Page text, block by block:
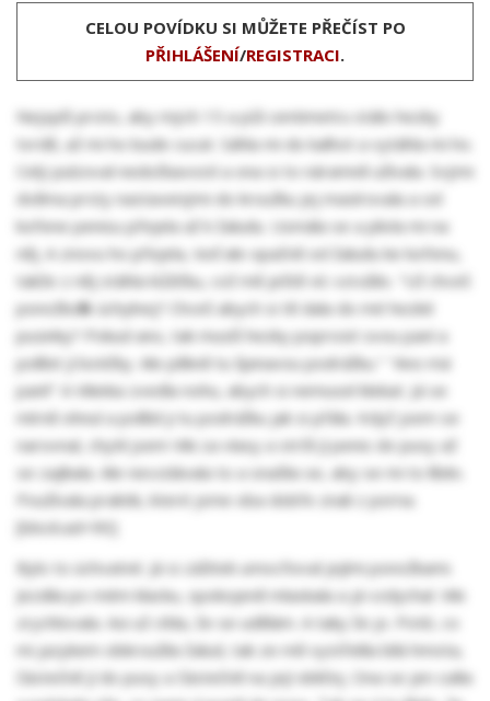
CELOU POVÍDKU SI MŮŽETE PŘEČÍST PO
PŘIHLÁŠENÍ/REGISTRACI.
Nejspíš proto, aby mých 15 a půl centimetru stálo hezky
tvrdě, až mi ho bude cucat. Sáhla mi do kalhot a vytáhla mi ho.
Celý pulzoval nedočkavostí a ona si to náramně užívala. Svými
dvěma prsty nastavenými do kroužku jej masírovala a od
kořene penisu přejela až k žaludu. Usmála se a plivla mi na
něj. A znovu ho přejela, teď ale opačně od žaludu ke kořenu,
takže z něj stáhla kůžičku, což mě ještě víc vzrušilo. "Už chceš
ponožkofile úchylnej? Chceš abych si tě dala do mé hezké
pusinky? Pokud ano, tak musíš hezky poprosit svou paní a
políbit jí botičky. Ale pěkně tu špinavou podrážku." "Ano má
paní!" A Vikinka zvedla nohu, abych si nemusel klekat. Já se
mírně ohnul a políbil ji tu podrážku jak si přála. Když jsem se
narovnal, chytil jsem Viki za vlasy a strčil jí penis do pusy až
se zajíkala. Ale nevzdávala to a snažila se, aby se mi to líbilo.
Používala praktik, které jsme oba dobře znali z porna.
[block:ad=90]
Bylo to úchvatné. Já si zážitek umocňoval jejími ponožkami.
Jezdila po mém klacku, spokojeně mlaskala a já vzdychal. Viki
zrychlovala. Asi už cítila, že se udělám. A taky že jo. Poté, co
mi jazykem obkroužila žalud, tak ze mě vystřelila bílá hmota,
částečně jí do pusy a částečně na její obličej. Ona se jen culila